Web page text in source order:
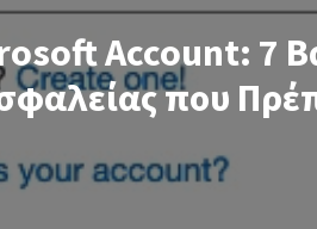
Account: 7
που